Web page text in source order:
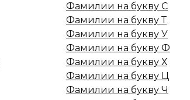
Фамилии на букву С
Фамилии на букву Т
Фамилии на букву У
Фамилии на букву Ф
Фамилии на букву Х
Фамилии на букву Ц
Фамилии на букву Ч